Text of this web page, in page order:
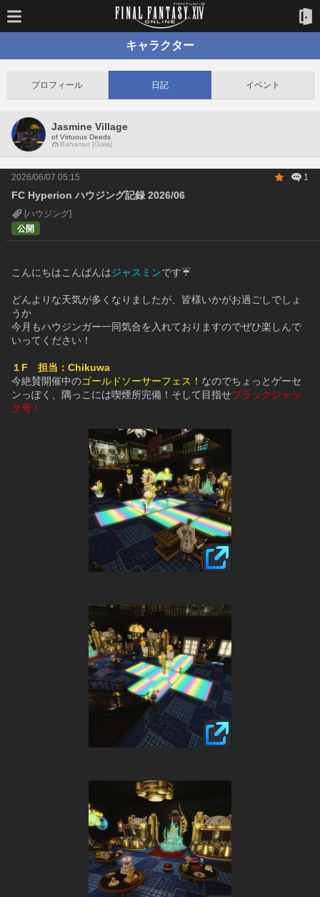
キャラクター
プロフィール 日記 イベント
Jasmine Village
of Virtuous Deeds
Bahamut [Gaia]
2026/06/07 05:15 1
FC Hyperion ハウジング記録 2026/06
[ハウジング]
公開
こんにちはこんばんはジャスミンです☔
どんよりな天気が多くなりましたが、皆様いかがお過ごしでしょ
うか
今月もハウジンガー一同気合を入れておりますのでぜひ楽しんで
いってください！
１F　担当：Chikuwa
今絶賛開催中のゴールドソーサーフェス！ なのでちょっとゲーセ
ンっぽく、隅っこには喫煙所完備！そして目指せブラックジャッ
ク号！